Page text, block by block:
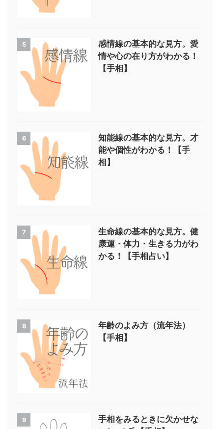
5
感情線の基本的な見方。愛
情や心の在り方がわかる！
【手相】
6
知能線の基本的な見方。才
能や個性がわかる！【手
相】
7
生命線の基本的な見方。健
康運・体力・生きる力がわ
かる！【手相占い】
8
年齢のよみ方（流年法）
【手相】
9
手相をみるときに欠かせな